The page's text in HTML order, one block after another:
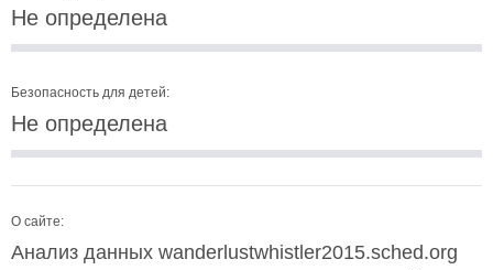
Не определена
Безопасность для детей:
Не определена
О сайте:
Анализ данных wanderlustwhistler2015.sched.org